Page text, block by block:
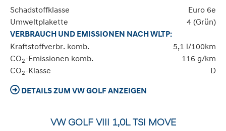
Schadstoffklasse
Euro 6e
Umweltplakette
4 (Grün)
VERBRAUCH UND EMISSIONEN NACH WLTP:
Kraftstoffverbr. komb.
5,1 l/100km
CO2-Emissionen komb.
116 g/km
CO2-Klasse D
DETAILS ZUM VW GOLF ANZEIGEN
VW GOLF VIII 1,0L TSI MOVE